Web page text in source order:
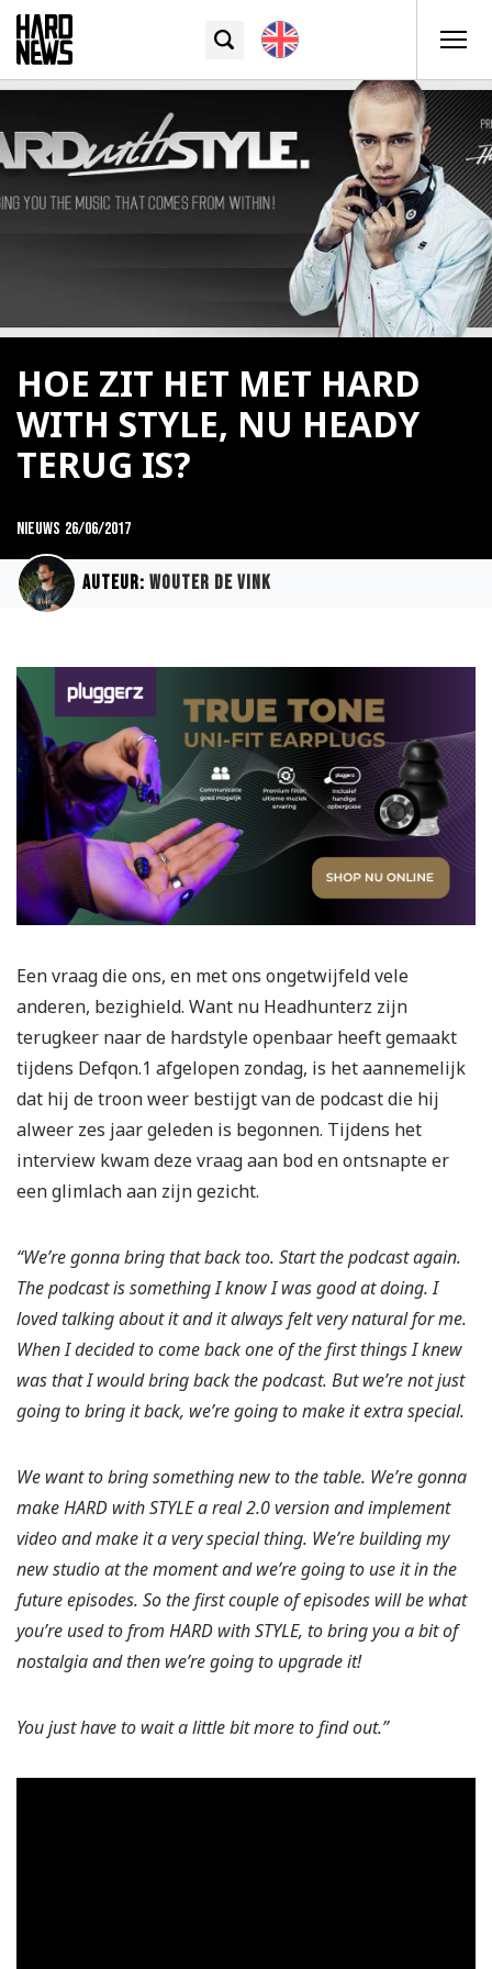
HOE ZIT HET MET HARD
WITH STYLE, NU HEADY
TERUG IS?
Nieuws 26/06/2017
Auteur: Wouter de Vink
Een vraag die ons, en met ons ongetwijfeld vele
anderen, bezighield. Want nu Headhunterz zijn
terugkeer naar de hardstyle openbaar heeft gemaakt
tijdens Defqon.1 afgelopen zondag, is het aannemelijk
dat hij de troon weer bestijgt van de podcast die hij
alweer zes jaar geleden is begonnen. Tijdens het
interview kwam deze vraag aan bod en ontsnapte er
een glimlach aan zijn gezicht.
“We’re gonna bring that back too. Start the podcast again.
The podcast is something I know I was good at doing. I
loved talking about it and it always felt very natural for me.
When I decided to come back one of the first things I knew
was that I would bring back the podcast. But we’re not just
going to bring it back, we’re going to make it extra special.
We want to bring something new to the table. We’re gonna
make HARD with STYLE a real 2.0 version and implement
video and make it a very special thing. We’re building my
new studio at the moment and we’re going to use it in the
future episodes. So the first couple of episodes will be what
you’re used to from HARD with STYLE, to bring you a bit of
nostalgia and then we’re going to upgrade it!
You just have to wait a little bit more to find out.”